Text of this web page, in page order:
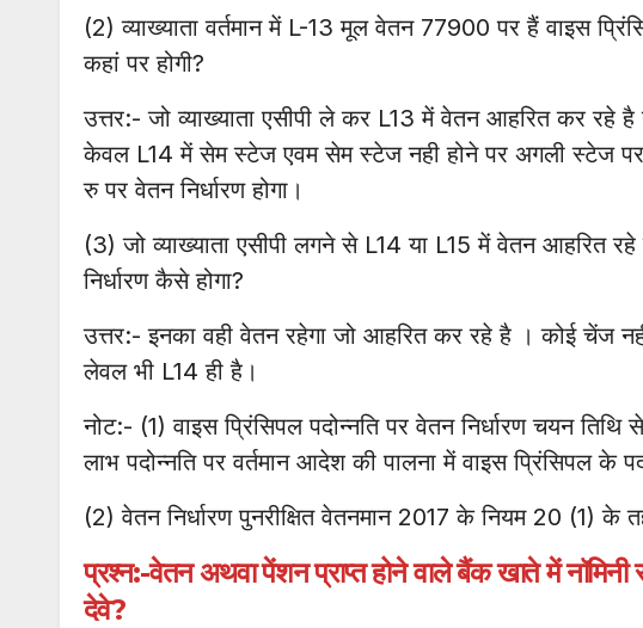
(2) व्याख्याता वर्तमान में L-13 मूल वेतन 77900 पर हैं वाइस
कहां पर होगी?
उत्तर:- जो व्याख्याता एसीपी ले कर L13 में वेतन आहरित कर रहे
केवल L14 में सेम स्टेज एवम सेम स्टेज नही होने पर अगली स्टेज
रु पर वेतन निर्धारण होगा।
(3) जो व्याख्याता एसीपी लगने से L14 या L15 में वेतन आहरित
निर्धारण कैसे होगा?
उत्तर:- इनका वही वेतन रहेगा जो आहरित कर रहे है । कोई चेंज
लेवल भी L14 ही है।
नोट:- (1) वाइस प्रिंसिपल पदोन्नति पर वेतन निर्धारण चयन
लाभ पदोन्नति पर वर्तमान आदेश की पालना में वाइस प्रिंसिपल के
(2) वेतन निर्धारण पुनरीक्षित वेतनमान 2017 के नियम 20 (1) के
प्रश्न:-वेतन अथवा पेंशन प्राप्त होने वाले बैंक खाते में
देवे?